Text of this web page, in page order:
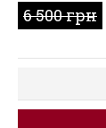
6 500 грн